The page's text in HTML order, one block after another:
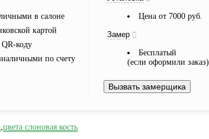
в салоне
картой
коду
по счету
Цена от 7000 руб.
Замер
Бесплатый
(если оформили заказ)
Вызвать замерщика
,цвета слоновая кость